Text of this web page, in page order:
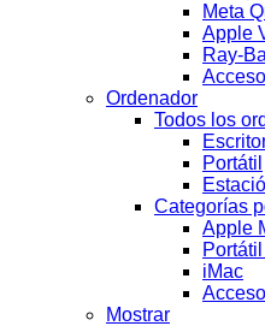
Meta
Apple
Ray-
Ordenador
Todos los
Portátil
Categorías
Apple
iMac
Mostrar